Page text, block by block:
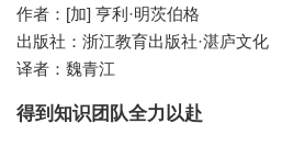
作者：[加] 亨利·明茨伯格
出版社：浙江教育出版社·湛庐文化
译者：魏青江
得到知识团队全力以赴